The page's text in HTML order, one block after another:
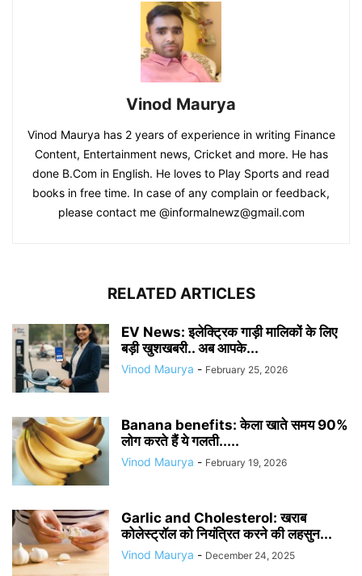
Vinod Maurya
Vinod Maurya has 2 years of experience in writing Finance
Content, Entertainment news, Cricket and more. He has
done B.Com in English. He loves to Play Sports and read
books in free time. In case of any complain or feedback,
please contact me @informalnewz@gmail.com
RELATED ARTICLES
EV News: इलेक्ट्रिक गाड़ी मालिकों के लिए
बड़ी खुशखबरी.. अब आपके...
Vinod Maurya - February 25, 2026
Banana benefits: केला खाते समय 90%
लोग करते हैं ये गलती.....
Vinod Maurya - February 19, 2026
Garlic and Cholesterol: खराब
कोलेस्ट्रॉल को नियंत्रित करने की लहसुन...
Vinod Maurya - December 24, 2025